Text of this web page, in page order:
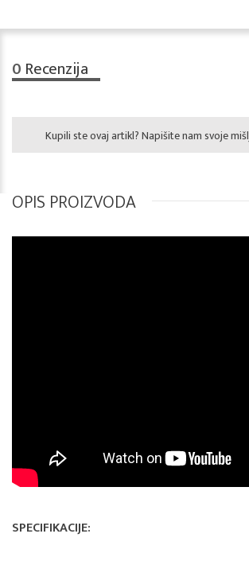
0 Recenzija
Kupili ste ovaj artikl? Napišite nam svoje
OPIS PROIZVODA
SPECIFIKACIJE: